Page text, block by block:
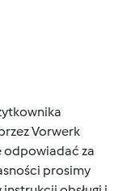
Vorwerk
odpowiadać za
prosimy